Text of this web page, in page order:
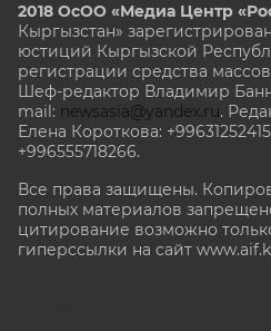
2018 ОсОО «Медиа Центр
Кыргызстан»
юстиций Кыргызской
регистрации средства
Шеф-редактор Владимир
mail: newsasia@yandex.ru.
Елена Короткова:
+996555718266.
Все права защищены.
полных материалов
цитирование возможно
гиперссылки на сайт